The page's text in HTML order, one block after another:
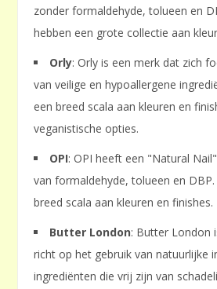
zonder formaldehyde, tolueen en
hebben een grote collectie aan
Orly: Orly is een merk dat zich
van veilige en hypoallergene
een breed scala aan kleuren en
veganistische opties.
OPI: OPI heeft een "Natural
van formaldehyde, tolueen en
breed scala aan kleuren en finishes.
Butter London: Butter London
richt op het gebruik van natuurlijke
ingrediënten die vrij zijn van